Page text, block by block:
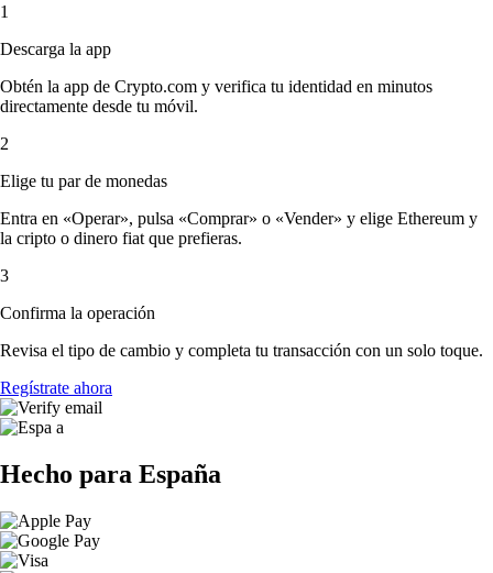
1
Descarga la app
Obtén la app de Crypto.com y verifica tu identidad en minutos
directamente desde tu móvil.
2
Elige tu par de monedas
Entra en «Operar», pulsa «Comprar» o «Vender» y elige Ethereum y
la cripto o dinero fiat que prefieras.
3
Confirma la operación
Revisa el tipo de cambio y completa tu transacción con un solo toque.
Regístrate ahora
Hecho para España